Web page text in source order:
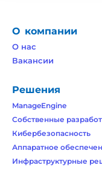
О компании
О нас
Вакансии
Решения
ManageEngine
Собственные
Кибербезопасность
Аппаратное
Инфраструктурные